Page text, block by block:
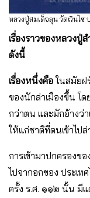
หลวงปู่สมเด็จลุน วัดเวินไซ
เรื่องราวของหลวงปู่
ดังนี้
เรื่องหนึ่งคือในสมัยฝ
ของนักล่าเมืองขึ้น โ
กว่าตน และมักอ้างว่
ให้แก่ชาติที่ตนเข้าไป
การเข้ามาปกครองข
ไปจากอกของ ประเท
ครั้ง ร.ศ. ๑๑๒ นั้น มี